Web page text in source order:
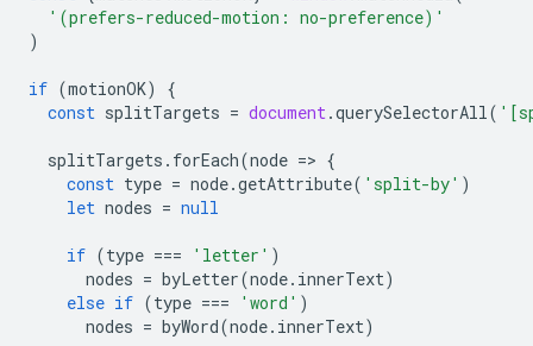
'(prefers-reduced-motion: no-preference)'
)
if (motionOK)
{
const splitTargets = document.querySelectorAll(
splitTargets . forEach(node => {
const type = node.getAttribute( 'split-by' )
let nodes = null
if (type === 'letter' )
nodes = byLetter(node. innerText)
else if (type === 'word' )
nodes = byWord(node. innerText)